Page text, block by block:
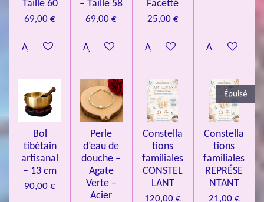
Taille 60
69,00 €
Ajouter au panier
– Taille 58
69,00 €
Ajouter au panier
Facetté
25,00 €
Ajouter au panierAjouter au
Bol
tibétain
artisanal
– 13 cm
90,00 €
Perle
d’eau de
douche –
Agate
Verte –
Acier
Constella
tions
familiales
CONSTEL
LANT
120,00 €
Épuisé
Constella
tions
familiales
REPRÉSE
NTANT
21,00 €